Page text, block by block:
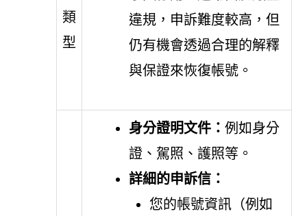
類
型
違規，申訴難度較高，但
仍有機會透過合理的解釋
與保證來恢復帳號。
身分證明文件： 例如身分
證、駕照、護照等。
詳細的申訴信：
您的帳號資訊（例如